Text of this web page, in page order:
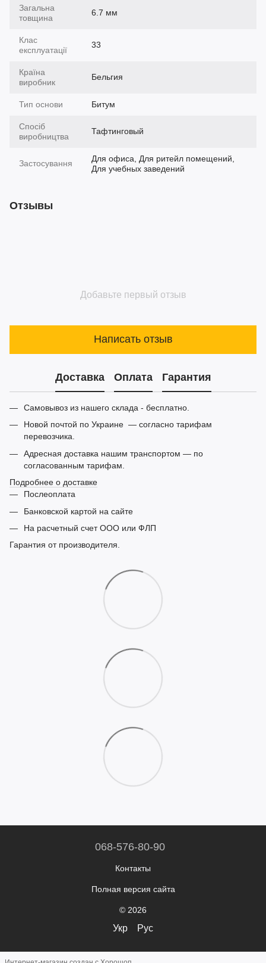
Загальна
товщина
6.7 мм
Клас
експлуатації
33
Країна
виробник
Бельгия
Тип основи Битум
Спосіб
виробництва
Тафтинговый
Застосування
Для офиса, Для ритейл помещений,
Для учебных заведений
Отзывы
Добавьте первый отзыв
Написать отзыв
Доставка Оплата Гарантия
Самовывоз из нашего склада - бесплатно.
Новой почтой по Украине — согласно тарифам
перевозчика.
Адресная доставка нашим транспортом — по
согласованным тарифам.
Подробнее о доставке
Послеоплата
Банковской картой на сайте
На расчетный счет ООО или ФЛП
Гарантия от производителя.
068-576-80-90
Контакты
Полная версия сайта
© 2026
Укр Рус